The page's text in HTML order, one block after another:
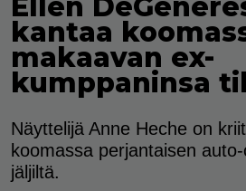
kantaa
makaavan ex-
kumppaninsa
Näyttelijä Anne Heche on
koomassa perjantaisen
jäljiltä.